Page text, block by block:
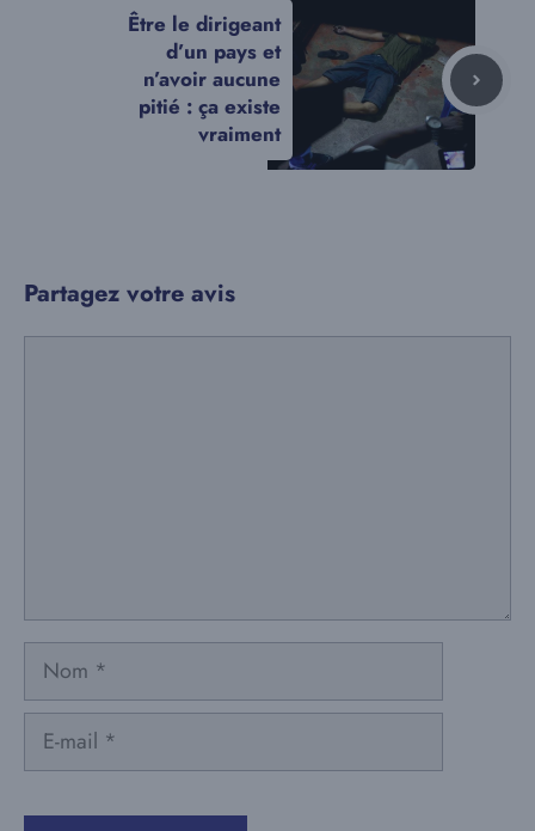
Être le dirigeant
d’un pays et
n’avoir aucune
pitié : ça existe
vraiment
Partagez votre avis
Nom